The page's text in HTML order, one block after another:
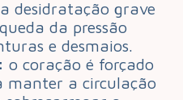
a desidratação grave
da pressão
e desmaios.
o coração é forçado
a circulação